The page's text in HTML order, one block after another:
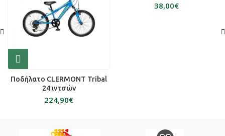
Ποδήλατο CLERMONT Tribal
24 ιντσών
€
€